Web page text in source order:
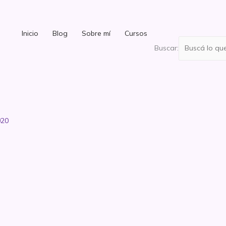
Inicio Blog Sobre mí
Cursos
Buscar: